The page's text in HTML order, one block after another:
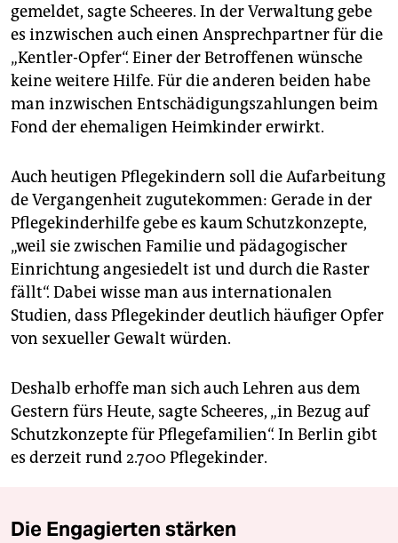
gemeldet, sagte Scheeres. In der Verwaltung gebe
es inzwischen auch einen Ansprechpartner für die
„Kentler-Opfer“. Einer der Betroffenen wünsche
keine weitere Hilfe. Für die anderen beiden habe
man inzwischen Entschädigungszahlungen beim
Fond der ehemaligen Heimkinder erwirkt.
Auch heutigen Pflegekindern soll die Aufarbeitung
de Vergangenheit zugutekommen: Gerade in der
Pflegekinderhilfe gebe es kaum Schutzkonzepte,
„weil sie zwischen Familie und pädagogischer
Einrichtung angesiedelt ist und durch die Raster
fällt“. Dabei wisse man aus interna­tionalen
Studien, dass Pflegekinder deutlich häufiger Opfer
von sexueller Gewalt würden.
Deshalb erhoffe man sich auch Lehren aus dem
Gestern fürs Heute, sagte Scheeres, „in Bezug auf
Schutzkonzepte für Pflegefamilien“. In Berlin gibt
es derzeit rund 2.700 Pflegekinder.
Die Engagierten stärken